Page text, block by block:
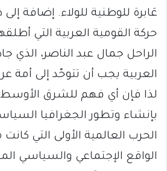
عَابرة للوطنية للولاء. إضافة
حركة القومية العربية التي
الراحل جمال عبد الناصر، الذي
العربية يجب أن تتوحّد إلى أمة
لذا فإن أي فهم للشرق الأوسط
بإنشاء وتطور الجغرافيا
الحرب العالمية الأولى التي
الواقع الإجتماعي والسياسي